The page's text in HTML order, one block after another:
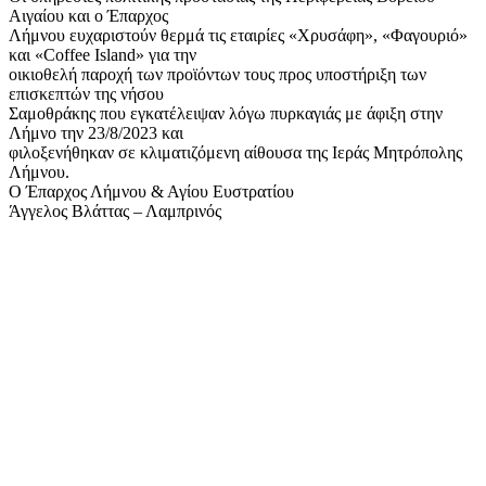
Αιγαίου και ο Έπαρχος
Λήμνου ευχαριστούν θερμά τις εταιρίες «Χρυσάφη», «Φαγουριό»
και «Coffee Island» για την
οικιοθελή παροχή των προϊόντων τους προς υποστήριξη των
επισκεπτών της νήσου
Σαμοθράκης που εγκατέλειψαν λόγω πυρκαγιάς με άφιξη στην
Λήμνο την 23/8/2023 και
φιλοξενήθηκαν σε κλιματιζόμενη αίθουσα της Ιεράς Μητρόπολης
Λήμνου.
Ο Έπαρχος Λήμνου & Αγίου Ευστρατίου
Άγγελος Βλάττας – Λαμπρινός